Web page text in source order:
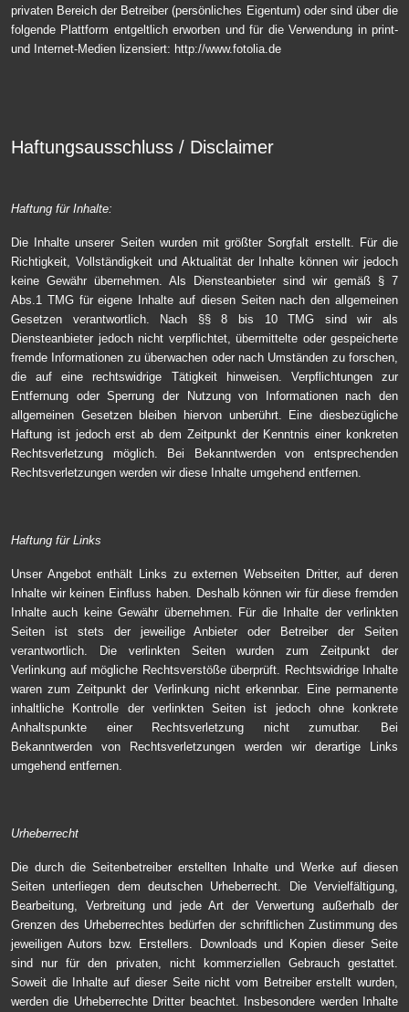
privaten Bereich der Betreiber (persönliches Eigentum) oder sind über die
folgende Plattform entgeltlich erworben und für die Verwendung in print-
und Internet-Medien lizensiert: http://www.fotolia.de
Haftungsausschluss / Disclaimer
Haftung für Inhalte:
Die Inhalte unserer Seiten wurden mit größter Sorgfalt erstellt. Für die
Richtigkeit, Vollständigkeit und Aktualität der Inhalte können wir jedoch
keine Gewähr übernehmen. Als Diensteanbieter sind wir gemäß § 7
Abs.1 TMG für eigene Inhalte auf diesen Seiten nach den allgemeinen
Gesetzen verantwortlich. Nach §§ 8 bis 10 TMG sind wir als
Diensteanbieter jedoch nicht verpflichtet, übermittelte oder gespeicherte
fremde Informationen zu überwachen oder nach Umständen zu forschen,
die auf eine rechtswidrige Tätigkeit hinweisen. Verpflichtungen zur
Entfernung oder Sperrung der Nutzung von Informationen nach den
allgemeinen Gesetzen bleiben hiervon unberührt. Eine diesbezügliche
Haftung ist jedoch erst ab dem Zeitpunkt der Kenntnis einer konkreten
Rechtsverletzung möglich. Bei Bekanntwerden von entsprechenden
Rechtsverletzungen werden wir diese Inhalte umgehend entfernen.
Haftung für Links
Unser Angebot enthält Links zu externen Webseiten Dritter, auf deren
Inhalte wir keinen Einfluss haben. Deshalb können wir für diese fremden
Inhalte auch keine Gewähr übernehmen. Für die Inhalte der verlinkten
Seiten ist stets der jeweilige Anbieter oder Betreiber der Seiten
verantwortlich. Die verlinkten Seiten wurden zum Zeitpunkt der
Verlinkung auf mögliche Rechtsverstöße überprüft. Rechtswidrige Inhalte
waren zum Zeitpunkt der Verlinkung nicht erkennbar. Eine permanente
inhaltliche Kontrolle der verlinkten Seiten ist jedoch ohne konkrete
Anhaltspunkte einer Rechtsverletzung nicht zumutbar. Bei
Bekanntwerden von Rechtsverletzungen werden wir derartige Links
umgehend entfernen.
Urheberrecht
Die durch die Seitenbetreiber erstellten Inhalte und Werke auf diesen
Seiten unterliegen dem deutschen Urheberrecht. Die Vervielfältigung,
Bearbeitung, Verbreitung und jede Art der Verwertung außerhalb der
Grenzen des Urheberrechtes bedürfen der schriftlichen Zustimmung des
jeweiligen Autors bzw. Erstellers. Downloads und Kopien dieser Seite
sind nur für den privaten, nicht kommerziellen Gebrauch gestattet.
Soweit die Inhalte auf dieser Seite nicht vom Betreiber erstellt wurden,
werden die Urheberrechte Dritter beachtet. Insbesondere werden Inhalte